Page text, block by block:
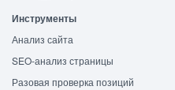
Инструменты
Анализ сайта
SEO-анализ страницы
Разовая проверка позиций